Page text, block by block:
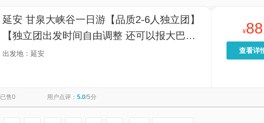
延安 甘泉大峡谷一日游【品质2-6人独立团】
【独立团出发时间自由调整 还可以报大巴团
出行】
出发地：延安
¥88
查看详
已售0 用户点评： 5.0/5分